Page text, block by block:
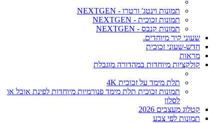
תמונות וינטג' ורטרו - NEXTGEN
תמונות זכוכית - NEXTGEN
תמונות קנבס - NEXTGEN
שעוני קיר מיוחדים.
חדש-שעוני זכוכית
מראות
קולקציות מיוחדות במהדורה מוגבלת
תלת מימד על זכוכית 4K
תמונות זכוכית תלת מימד פנורמיות מיוחדות לפינת אוכל או
לסלון
קטלוג מעצבים 2026
תמונות לפי צבע